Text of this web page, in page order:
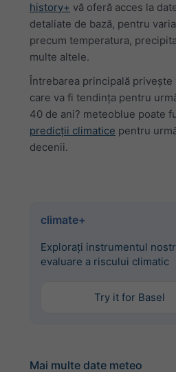
history+ vă oferă acces la
detaliate de bază, pentru
precum temperatura,
multe altele.
Întrebarea principală
care va fi tendința pentru
40 de ani? meteoblue poate
predicții climatice pentru
decenii.
climate+
Explorați instrumentul
evaluare a riscului climatic
Try it for Basel
Mai multe date meteo